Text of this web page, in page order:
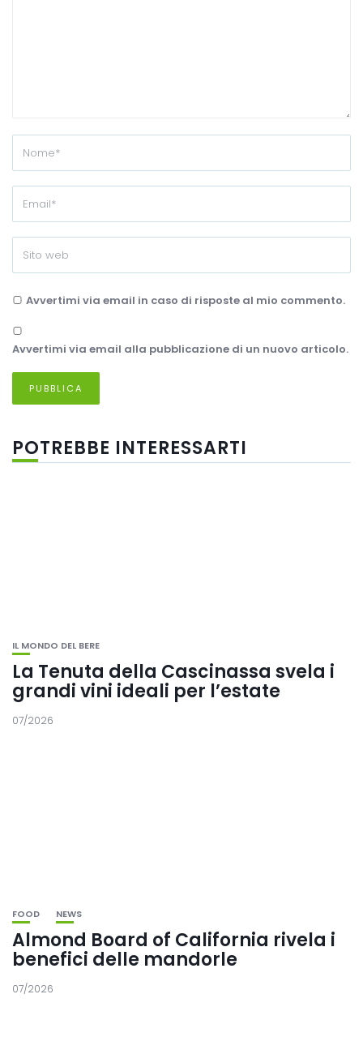
Avvertimi via email in caso di risposte al mio commento.
Avvertimi via email alla pubblicazione di un nuovo articolo.
POTREBBE INTERESSARTI
IL MONDO DEL BERE
La Tenuta della Cascinassa svela i
grandi vini ideali per l’estate
07/2026
FOOD NEWS
Almond Board of California rivela i
benefici delle mandorle
07/2026